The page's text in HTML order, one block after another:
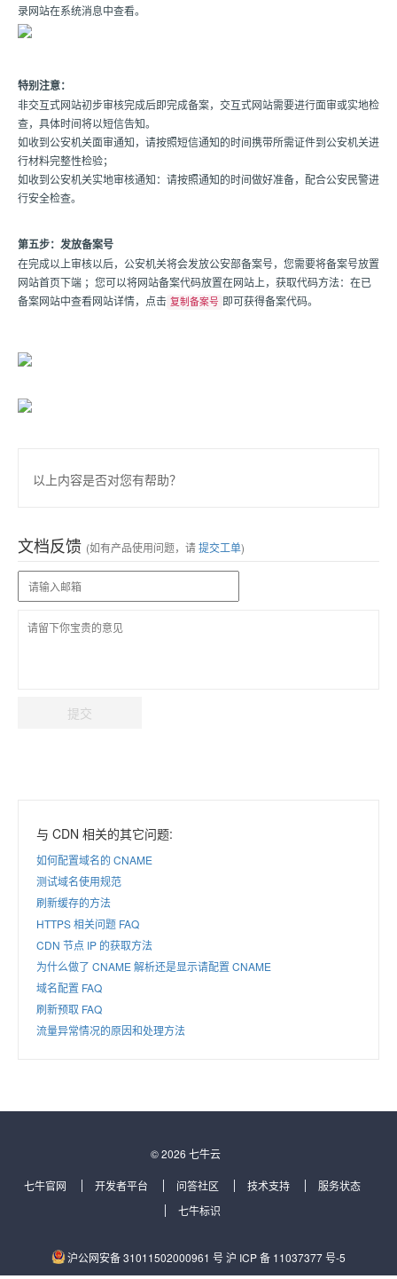
录网站在系统消息中查看。
特别注意：
非交互式网站初步审核完成后即完成备案，交互式网站需要进行面审或实地检
查，具体时间将以短信告知。
如收到公安机关面审通知，请按照短信通知的时间携带所需证件到公安机关进
行材料完整性检验；
如收到公安机关实地审核通知：请按照通知的时间做好准备，配合公安民警进
行安全检查。
第五步：发放备案号
在完成以上审核以后，公安机关将会发放公安部备案号，您需要将备案号放置
网站首页下端 ；您可以将网站备案代码放置在网站上，获取代码方法：在已
备案网站中查看网站详情，点击 复制备案号 即可获得备案代码。
以上内容是否对您有帮助？
文档反馈 (如有产品使用问题，请提交工单)
提交
与 CDN 相关的其它问题:
如何配置域名的 CNAME
测试域名使用规范
刷新缓存的方法
HTTPS 相关问题 FAQ
CDN 节点 IP 的获取方法
为什么做了 CNAME 解析还是显示请配置 CNAME
域名配置 FAQ
刷新预取 FAQ
流量异常情况的原因和处理方法
© 2026 七牛云
七牛官网 开发者平台 问答社区 技术支持
服务状态
七牛标识
沪公网安备 31011502000961 号沪 ICP 备 11037377 号-5